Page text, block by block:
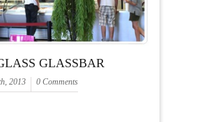
GLASSBAR
2013 0 Comments